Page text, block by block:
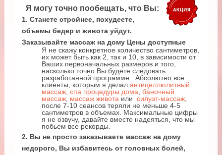
Я могу точно пообещать, что Вы:
1. Станете стройнее, похудеете,
объемы бедер и живота уйдут.
Заказывайте массаж на дому Цены доступные
Я не скажу конкретное количество сантиметров,
их может быть как 2, так и 10, в зависимости от
Ваших первоначальных размеров и того,
насколько точно Вы будете следовать
разработанной программе. Абсолютно все
клиенты, которым я делал антицеллюлитный
массаж, спа процедуры дома, баночный
массаж, массаж животаили силуэт-массаж,
после 7-10 сеансов теряли не меньше 4-5
сантиметров в объемах. Максимальные цифры
я не озвучу, давайте вместе надеяться, что мы
побьем все рекорды.
2. Вы не просто заказываете массаж на дому
недорого, Вы избавитесь от головных болей,